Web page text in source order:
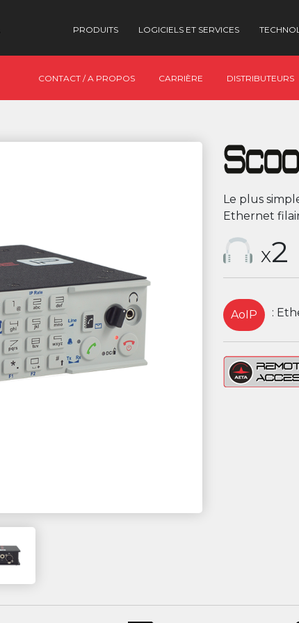
PRODUITS LOGICIELS ET SERVICES
CONTACT / A PROPOS CARRIÈRE DISTRIBUTEURS
Le plus
Ethernet
X2
AoIP :